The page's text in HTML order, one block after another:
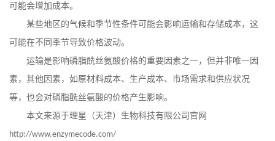
可能会增加成本。
某些地区的气候和季节性条件可能会影响运输和存储成本，这
可能在不同季节导致价格波动。
运输是影响磷脂酰丝氨酸价格的重要因素之一，但并非唯一因
素，其他因素，如原材料成本、生产成本、市场需求和供应状况
等，也会对磷脂酰丝氨酸的价格产生影响。
本文来源于理星（天津）生物科技有限公司官网
http://www.enzymecode.com/